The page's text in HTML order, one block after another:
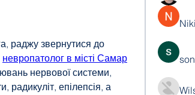
раджу звернутися до
невропатолог в місті Самар
нервової системи,
радикуліт, епілепсія, а